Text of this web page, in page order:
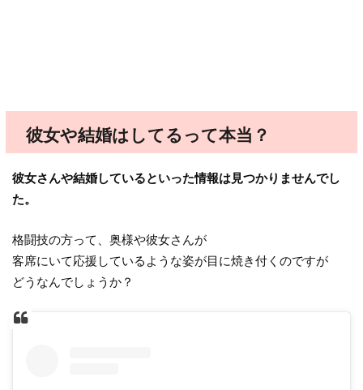
彼女や結婚はしてるって本当？
彼女さんや結婚しているといった情報は見つかりませんでし
た。
格闘技の方って、奥様や彼女さんが
客席にいて応援しているような姿が目に焼き付くのですが
どうなんでしょうか？